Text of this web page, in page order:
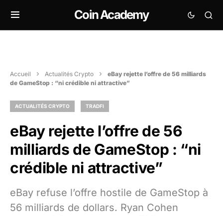
Coin Academy
Accueil Actualités Crypto
eBay rejette l’offre de 56 milliards
de GameStop : “ni crédible ni attractive”
ACTUALITÉS CRYPTO TRADFI
eBay rejette l’offre de 56
milliards de GameStop : “ni
crédible ni attractive”
eBay refuse l’offre hostile de GameStop à
56 milliards de dollars. Ryan Cohen